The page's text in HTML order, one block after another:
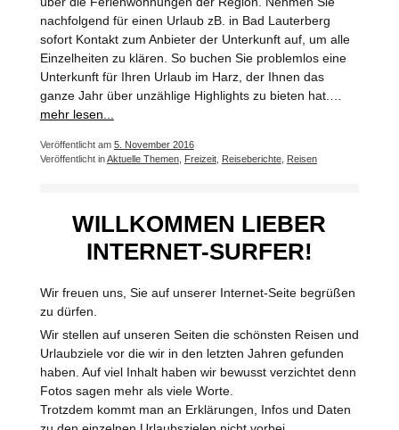
nachfolgend für einen Urlaub zB. in Bad Lauterberg
sofort Kontakt zum Anbieter der Unterkunft auf, um alle
Einzelheiten zu klären. So buchen Sie problemlos eine
Unterkunft für Ihren Urlaub im Harz, der Ihnen das
ganze Jahr über unzählige Highlights zu bieten hat.…
mehr lesen...
Veröffentlicht am 5. November 2016
Veröffentlicht inAktuelle Themen, Freizeit, Reiseberichte, Reisen
WILLKOMMEN LIEBER
INTERNET-SURFER!
Wir freuen uns, Sie auf unserer Internet-Seite begrüßen
zu dürfen.
Wir stellen auf unseren Seiten die schönsten Reisen und
Urlaubziele vor die wir in den letzten Jahren gefunden
haben. Auf viel Inhalt haben wir bewusst verzichtet denn
Fotos sagen mehr als viele Worte.
Trotzdem kommt man an Erklärungen, Infos und Daten